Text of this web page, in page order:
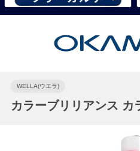
WELLA(ウエラ)
カラーブリリアンス カ